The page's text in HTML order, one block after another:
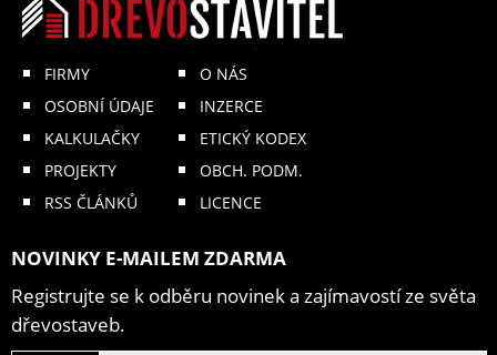
FIRMY
OSOBNÍ ÚDAJE
KALKULAČKY
PROJEKTY
RSS ČLÁNKŮ
O NÁS
INZERCE
ETICKÝ KODEX
OBCH. PODM.
LICENCE
NOVINKY E-MAILEM ZDARMA
Registrujte se k odběru novinek a zajímavostí ze světa
dřevostaveb.